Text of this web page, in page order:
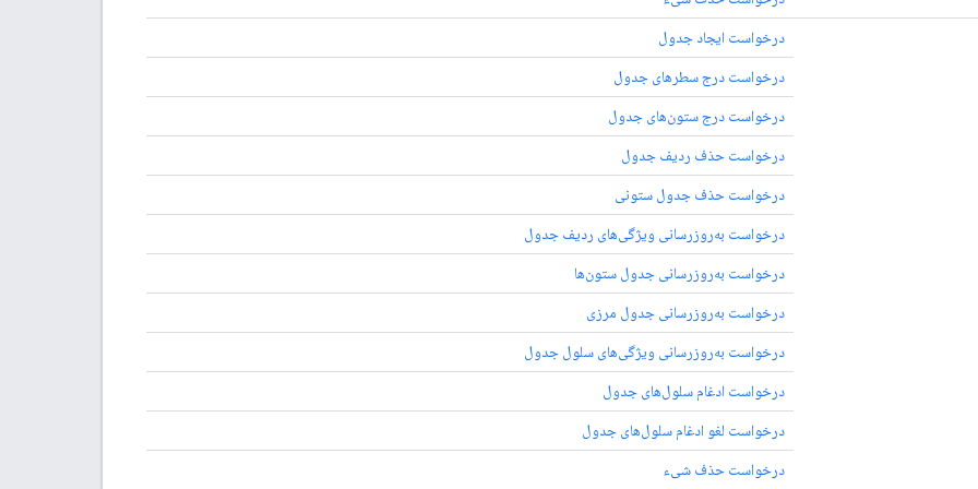
درخواست ایجاد جدول
درخواست درج سطرهای جدول
درخواست درج ستون‌های جدول
درخواست حذف ردیف جدول
درخواست حذف جدول ستونی
درخواست به‌روزرسانی ویژگی‌های ردیف جدول
درخواست به‌روزرسانی جدول ستون‌ها
درخواست به‌روزرسانی جدول مرزی
درخواست به‌روزرسانی ویژگی‌های سلول جدول
درخواست ادغام سلول‌های جدول
درخواست لغو ادغام سلول‌های جدول
درخواست حذف شیء